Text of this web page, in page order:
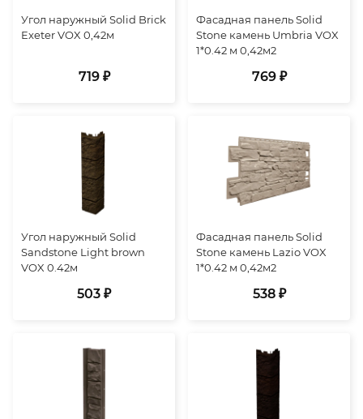
Угол наружный Solid Brick
Exeter VOX 0,42м
719 ₽
Фасадная панель Solid
Stone камень Umbria VOX
1*0.42 м 0,42м2
769 ₽
Угол наружный Solid
Sandstone Light brown
VOX 0.42м
503 ₽
Фасадная панель Solid
Stone камень Lazio VOX
1*0.42 м 0,42м2
538 ₽